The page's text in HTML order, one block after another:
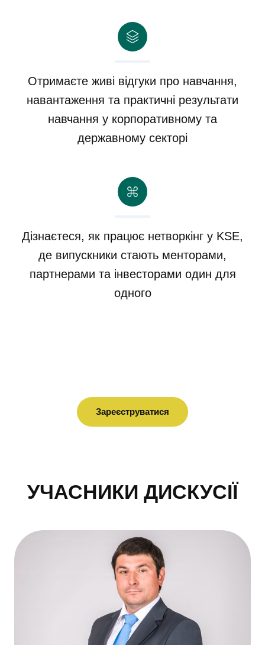
Отримаєте живі відгуки про навчання,
навантаження та практичні результати
навчання у корпоративному та
державному секторі
Дізнаєтеся, як працює нетворкінг у KSE,
де випускники стають менторами,
партнерами та інвесторами один для
одного
Зареєструватися
УЧАСНИКИ ДИСКУСІЇ